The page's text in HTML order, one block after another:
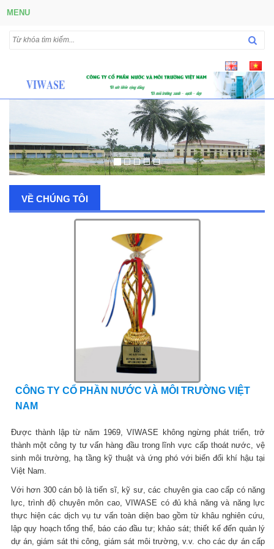
MENU
VỀ CHÚNG TÔI
CÔNG TY CỔ PHẦN NƯỚC VÀ MÔI TRƯỜNG VIỆT
NAM
Được thành lập từ năm 1969, VIWASE không ngừng phát triển, trở
thành một công ty tư vấn hàng đầu trong lĩnh vực cấp thoát nước, vệ
sinh môi trường, hạ tầng kỹ thuật và ứng phó với biến đổi khí hậu tại
Việt Nam.
Với hơn 300 cán bộ là tiến sĩ, kỹ sư, các chuyên gia cao cấp có năng
lực, trình độ chuyên môn cao, VIWASE có đủ khả năng và năng lực
thực hiện các dịch vụ tư vấn toàn diện bao gồm từ khâu nghiên cứu,
lập quy hoạch tổng thể, báo cáo đầu tư; khảo sát; thiết kế đến quản lý
dự án, giám sát thi công, giám sát môi trường, v.v. cho các dự án cấp